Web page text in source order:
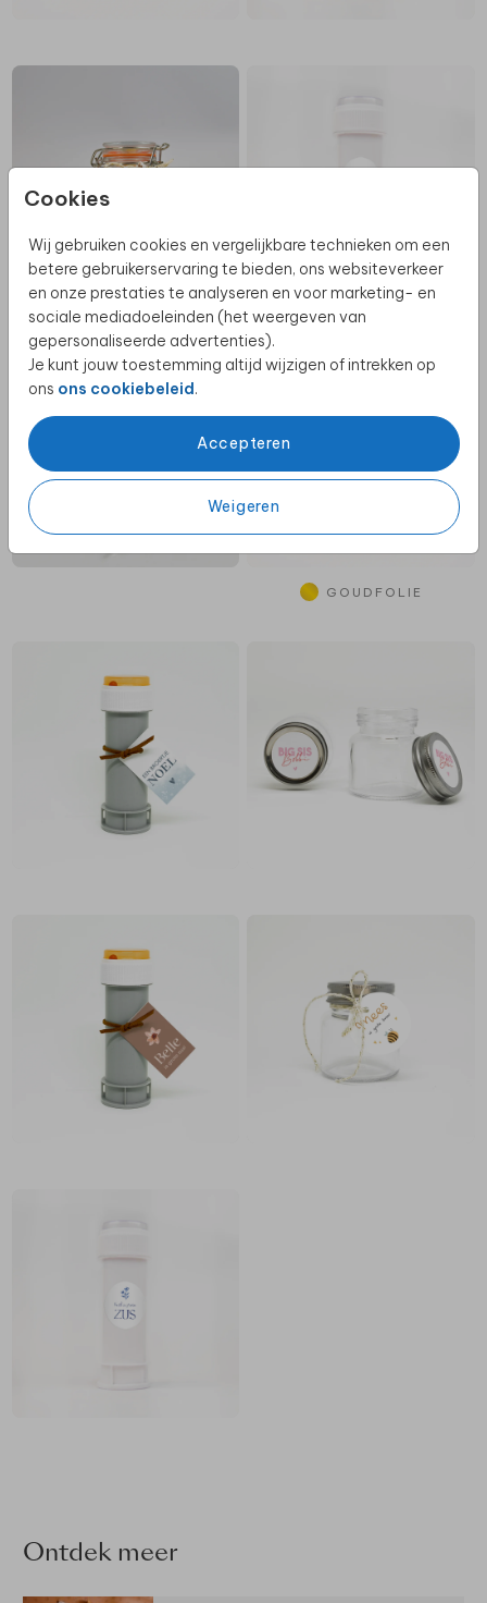
Cookies
Wij gebruiken cookies en vergelijkbare technieken om een
betere gebruikerservaring te bieden, ons websiteverkeer
en onze prestaties te analyseren en voor marketing- en
sociale mediadoeleinden (het weergeven van
gepersonaliseerde advertenties).
Je kunt jouw toestemming altijd wijzigen of intrekken op
ons ons cookiebeleid.
Accepteren
Weigeren
GOUDFOLIE
Ontdek meer